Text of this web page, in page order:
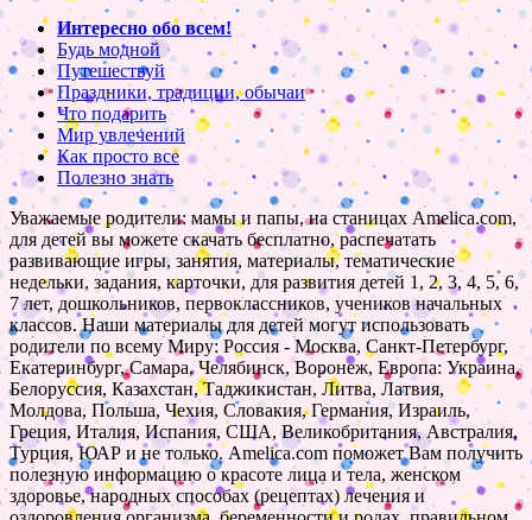
Интересно обо всем!
Будь модной
Путешествуй
Праздники, традиции, обычаи
Что подарить
Мир увлечений
Как просто все
Полезно знать
Уважаемые родители: мамы и папы, на станицах Amelica.com,
для детей вы можете скачать бесплатно, распечатать
развивающие игры, занятия, материалы, тематические
недельки, задания, карточки, для развития детей 1, 2, 3, 4, 5, 6,
7 лет, дошкольников, первоклассников, учеников начальных
классов. Наши материалы для детей могут использовать
родители по всему Миру: Россия - Москва, Санкт-Петербург,
Екатеринбург, Самара, Челябинск, Воронеж, Европа: Украина,
Белоруссия, Казахстан, Таджикистан, Литва, Латвия,
Молдова, Польша, Чехия, Словакия, Германия, Израиль,
Греция, Италия, Испания, США, Великобритания, Австралия,
Турция, ЮАР и не только. Amelica.com поможет Вам получить
полезную информацию о красоте лица и тела, женском
здоровье, народных способах (рецептах) лечения и